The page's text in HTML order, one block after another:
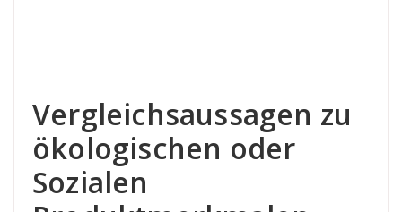
Vergleichsaussagen zu
ökologischen oder
Sozialen